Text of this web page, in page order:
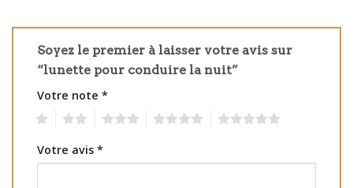
Soyez le premier à laisser votre avis sur
“lunette pour conduire la nuit”
Votre note *
Votre avis *